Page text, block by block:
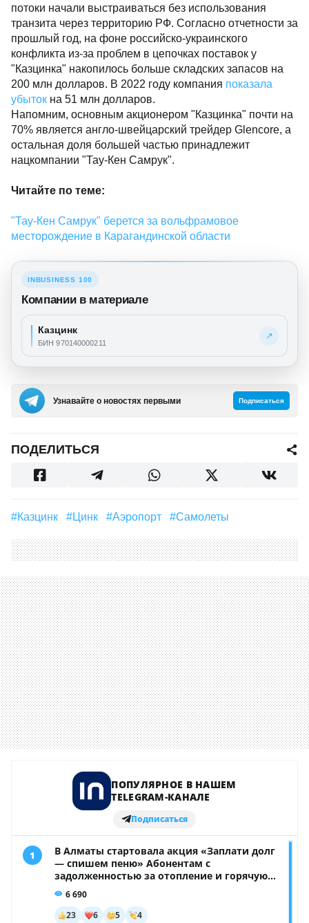
потоки начали выстраиваться без использования
транзита через территорию РФ. Согласно отчетности за
прошлый год, на фоне российско-украинского
конфликта из-за проблем в цепочках поставок у
"Казцинка" накопилось больше складских запасов на
200 млн долларов. В 2022 году компания показала
убыток на 51 млн долларов.
Напомним, основным акционером "Казцинка" почти на
70% является англо-швейцарский трейдер Glencore, а
остальная доля большей частью принадлежит
нацкомпании "Тау-Кен Самрук".
Читайте по теме:
"Тау-Кен Самрук" берется за вольфрамовое
месторождение в Карагандинской области
INBUSINESS 100
Компании в материале
Казцинк
БИН 970140000211
↗
Узнавайте о новостях первыми Подписаться
ПОДЕЛИТЬСЯ
#Казцинк #цинк #аэропорт #самолеты